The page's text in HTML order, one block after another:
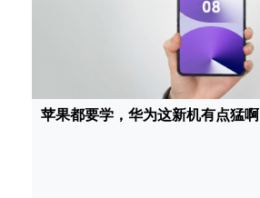
苹果都要学，华为这新机有点猛啊